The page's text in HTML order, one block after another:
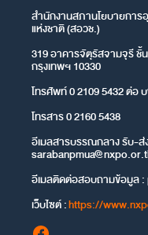
สำนักงานสภานโยบายกา
แห่งชาติ (สอวช.)
319 อาคารจัตุรัสจามจุรี ชั้
กรุงเทพฯ 10330
โทรศัพท์ 0 2109 5432 ต่อ
โทรสาร 0 2160 5438
อีเมลสารบรรณกลาง รับ-ส่
อีเมลติดต่อสอบถามข้อมูล :
เว็บไซต์ :https://